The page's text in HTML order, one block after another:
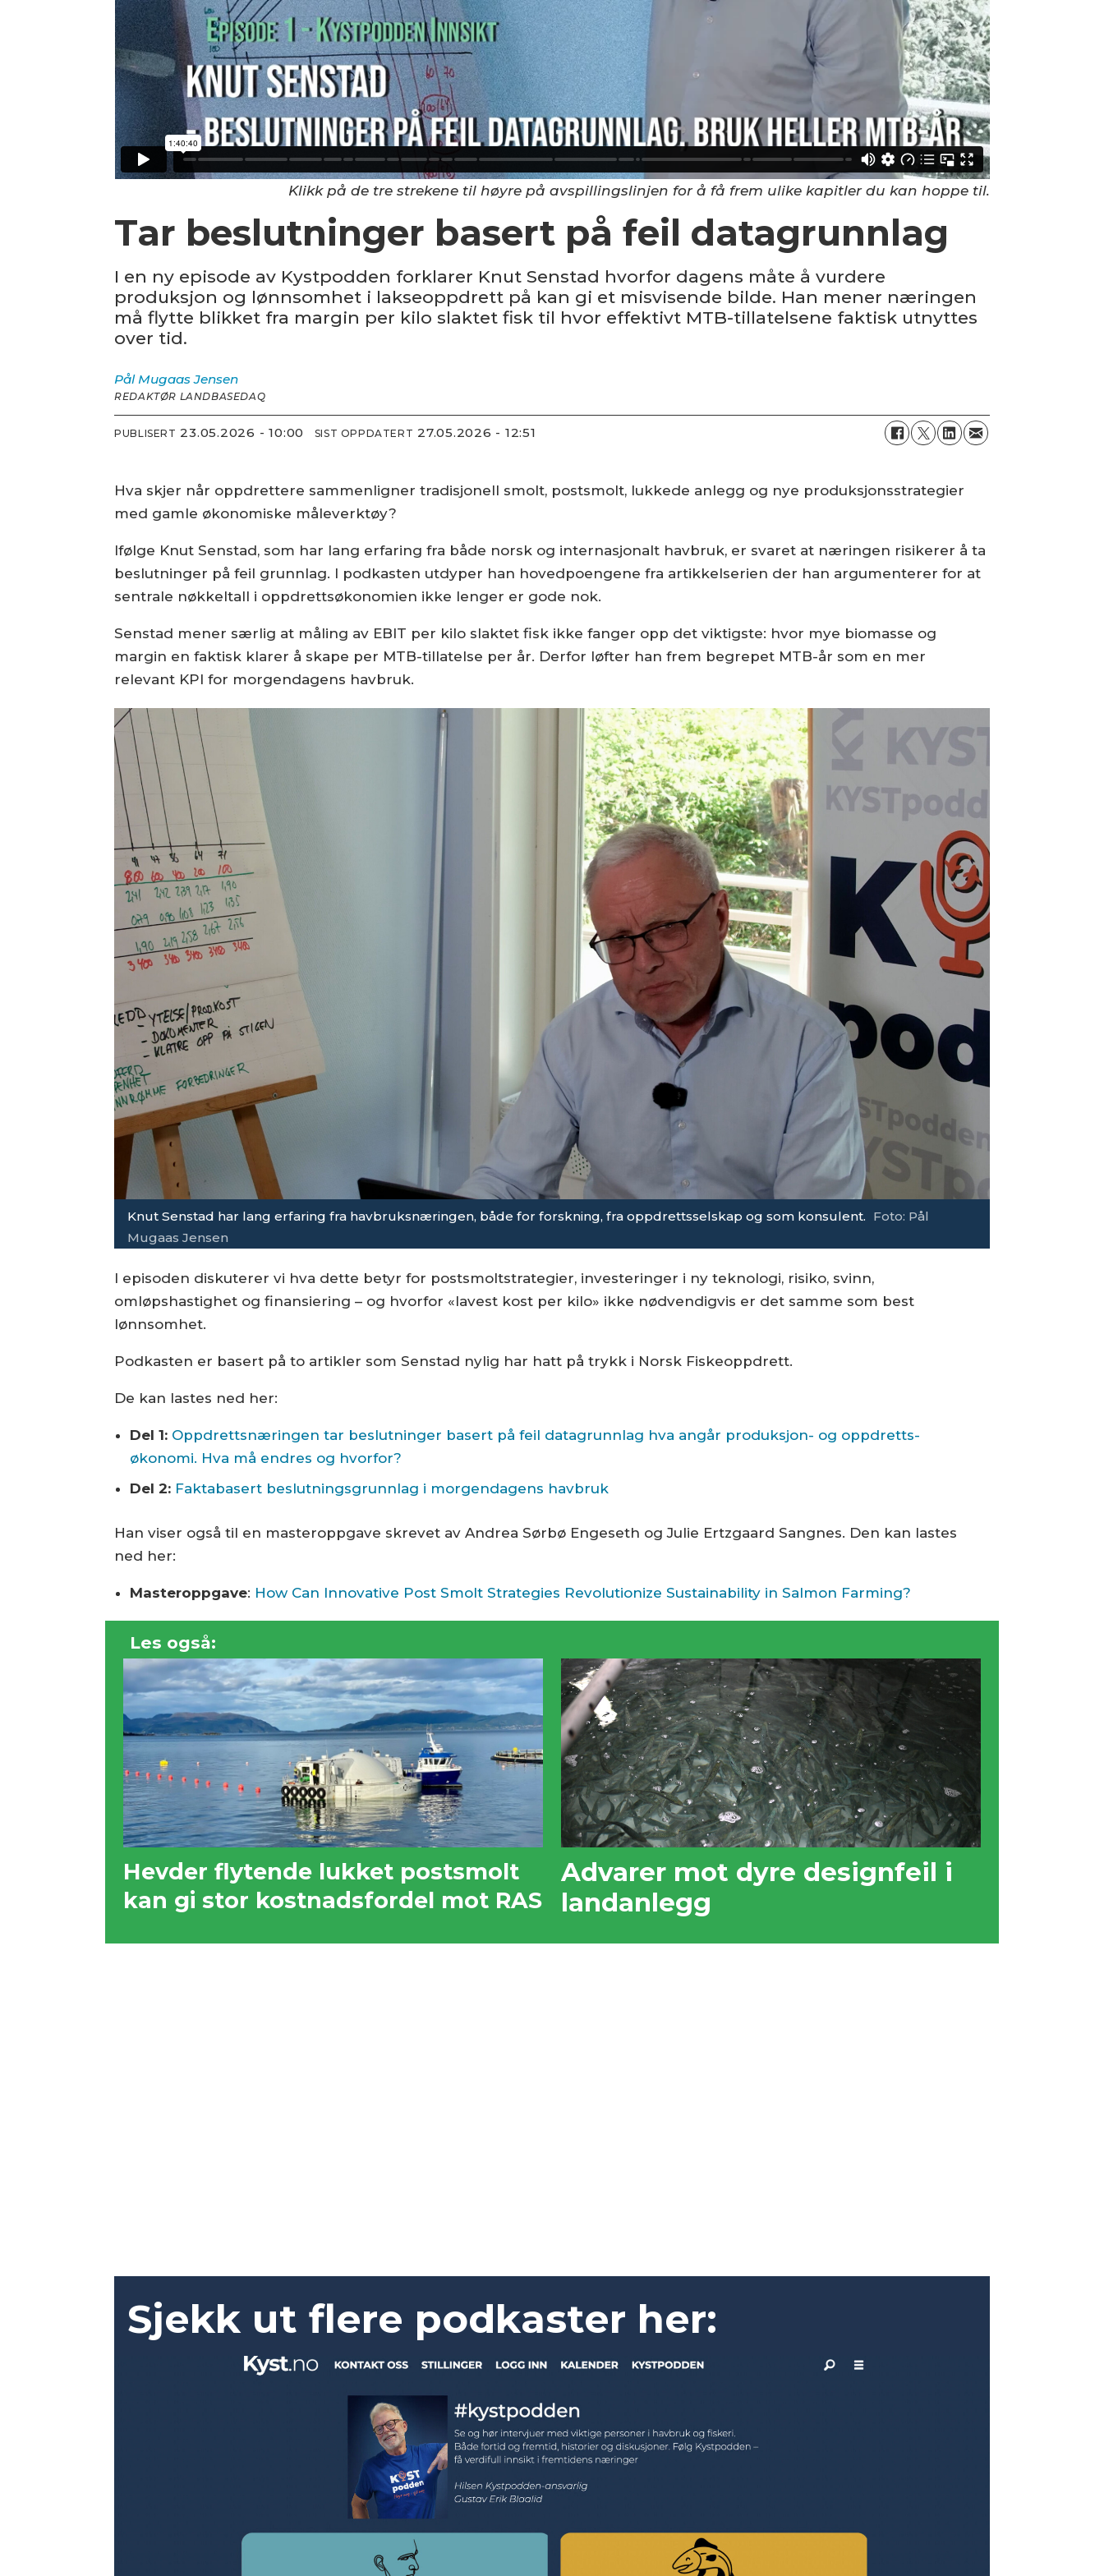
Klikk på de tre strekene til høyre på avspillingslinjen for å få frem ulike kapitler du kan hoppe til.
Tar beslutninger basert på feil datagrunnlag
I en ny episode av Kystpodden forklarer Knut Senstad hvorfor dagens måte å vurdere
produksjon og lønnsomhet i lakseoppdrett på kan gi et misvisende bilde. Han mener næringen
må flytte blikket fra margin per kilo slaktet fisk til hvor effektivt MTB-tillatelsene faktisk utnyttes
over tid.
Pål Mugaas Jensen
REDAKTØR LANDBASEDAQ
PUBLISERT 23.05.2026 - 10:00 SIST OPPDATERT 27.05.2026 - 12:51
Hva skjer når oppdrettere sammenligner tradisjonell smolt, postsmolt, lukkede anlegg og nye produksjonsstrategier
med gamle økonomiske måleverktøy?
Ifølge Knut Senstad, som har lang erfaring fra både norsk og internasjonalt havbruk, er svaret at næringen risikerer å ta
beslutninger på feil grunnlag. I podkasten utdyper han hovedpoengene fra artikkelserien der han argumenterer for at
sentrale nøkkeltall i oppdretts­økonomien ikke lenger er gode nok.
Senstad mener særlig at måling av EBIT per kilo slaktet fisk ikke fanger opp det viktigste: hvor mye biomasse og
margin en faktisk klarer å skape per MTB-tillatelse per år. Derfor løfter han frem begrepet MTB-år som en mer
relevant KPI for morgendagens havbruk.
Knut Senstad har lang erfaring fra havbruksnæringen, både for forskning, fra oppdrettsselskap og som konsulent. Foto: Pål
Mugaas Jensen
I episoden diskuterer vi hva dette betyr for postsmoltstrategier, investeringer i ny teknologi, risiko, svinn,
omløpshastighet og finansiering – og hvorfor «lavest kost per kilo» ikke nødvendigvis er det samme som best
lønnsomhet.
Podkasten er basert på to artikler som Senstad nylig har hatt på trykk i Norsk Fiskeoppdrett.
De kan lastes ned her:
Del 1: Oppdrettsnæringen tar beslutninger basert på feil datagrunnlag hva angår produksjon- og oppdretts-
økonomi. Hva må endres og hvorfor?
Del 2: Faktabasert beslutningsgrunnlag i morgendagens havbruk
Han viser også til en masteroppgave skrevet av Andrea Sørbø Engeseth og Julie Ertzgaard Sangnes. Den kan lastes
ned her:
Masteroppgave: How Can Innovative Post Smolt Strategies Revolutionize Sustainability in Salmon Farming?
Les også:
Hevder flytende lukket postsmolt
kan gi stor kostnadsfordel mot RAS
Advarer mot dyre designfeil i
landanlegg
Sjekk ut flere podkaster her: